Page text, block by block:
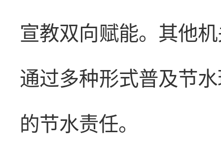
宣教双向赋能。其他
通过多种形式普及节
的节水责任。